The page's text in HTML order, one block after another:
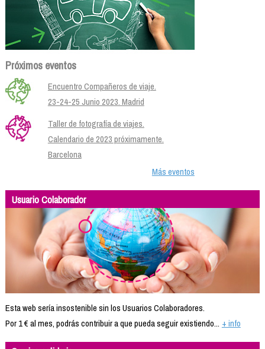
Próximos eventos
Encuentro Compañeros de viaje.
23-24-25 Junio 2023. Madrid
Taller de fotografía de viajes.
Calendario de 2023 próximamente.
Barcelona
Más eventos
Usuario Colaborador
Esta web sería insostenible sin los Usuarios Colaboradores.
Por 1 € al mes, podrás contribuir a que pueda seguir existiendo... + info